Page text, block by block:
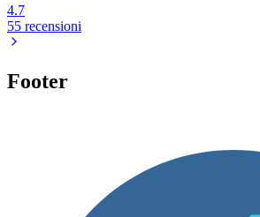
4.7
55 recensioni
Footer